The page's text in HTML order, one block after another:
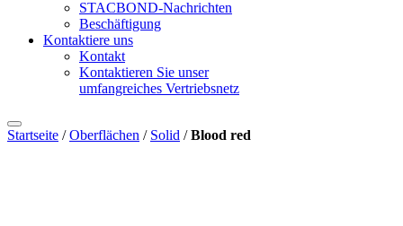
STACBOND-Nachrichten
Beschäftigung
Kontaktiere uns
Kontakt
Kontaktieren Sie unser
umfangreiches Vertriebsnetz
Startseite /Oberflächen / Solid /Blood red